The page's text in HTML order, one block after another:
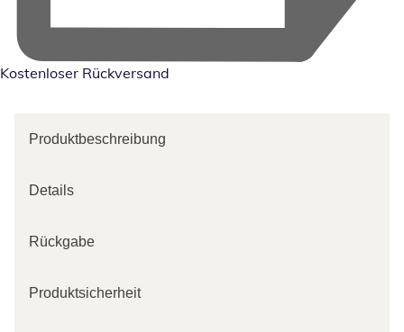
Kostenloser Rückversand
Produktbeschreibung
Details
Rückgabe
Produktsicherheit